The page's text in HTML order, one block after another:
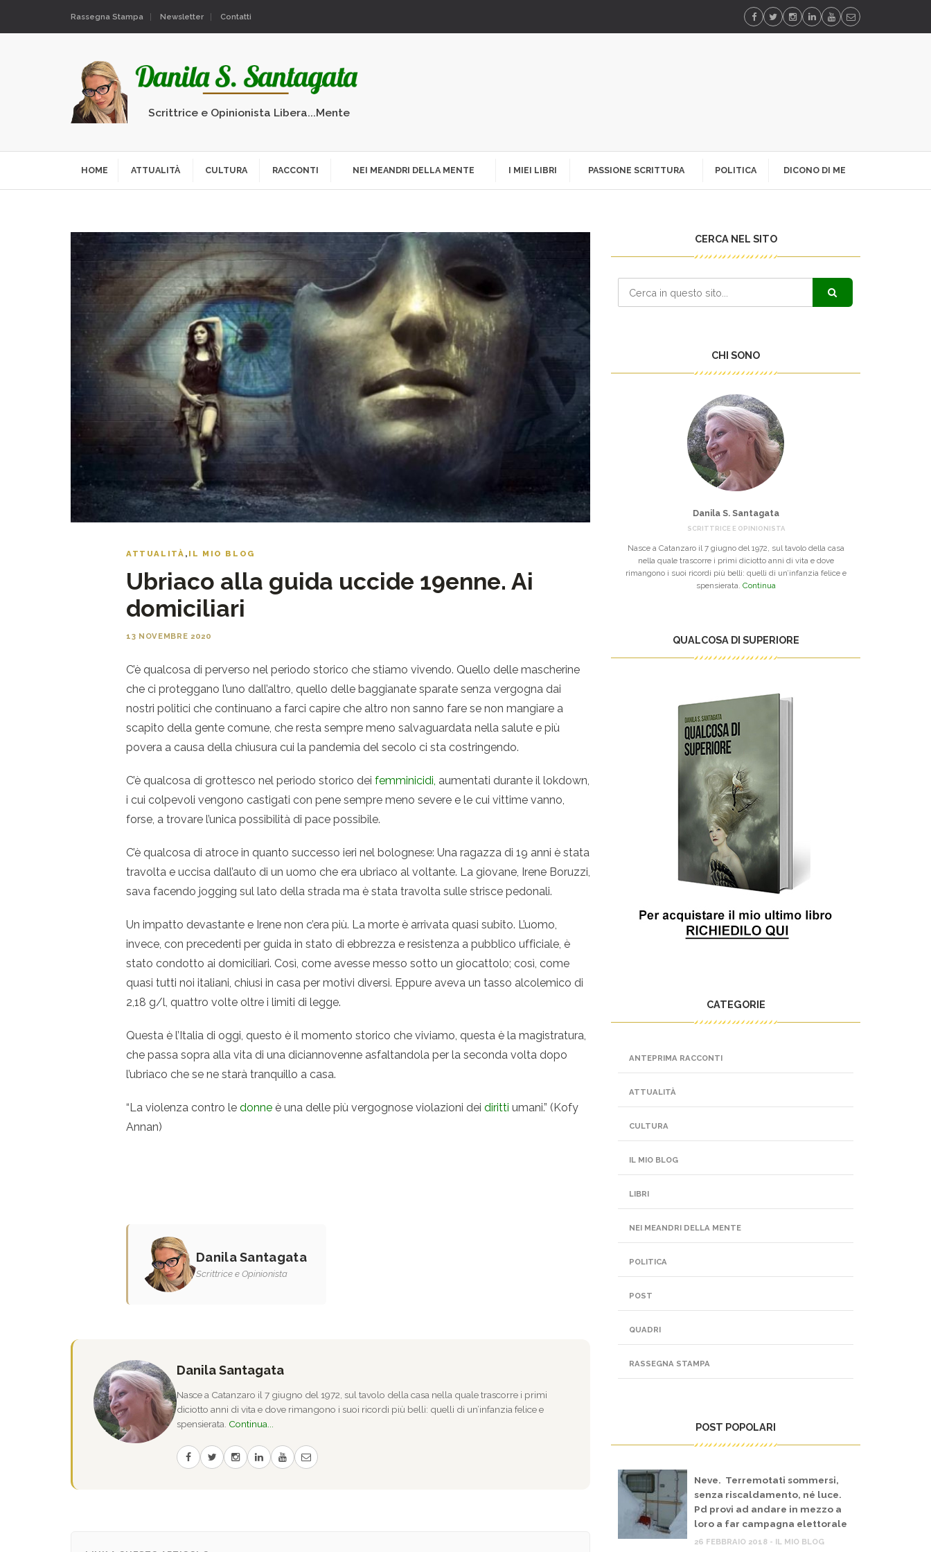
Rassegna Stampa Newsletter Contatti
Scrittrice e Opinionista Libera...Mente
HOME ATTUALITÀ CULTURA RACCONTI NEI MEANDRI DELLA MENTE I MIEI LIBRI PASSIONE SCRITTURA POLITICA DICONO DI ME
ATTUALITÀ , IL MIO BLOG
Ubriaco alla guida uccide 19enne. Ai
domiciliari
13 NOVEMBRE 2020
C’è qualcosa di perverso nel periodo storico che stiamo vivendo. Quello delle mascherine
che ci proteggano l’uno dall’altro, quello delle baggianate sparate senza vergogna dai
nostri politici che continuano a farci capire che altro non sanno fare se non mangiare a
scapito della gente comune, che resta sempre meno salvaguardata nella salute e più
povera a causa della chiusura cui la pandemia del secolo ci sta costringendo.
C’è qualcosa di grottesco nel periodo storico dei femminicidi, aumentati durante il lokdown,
i cui colpevoli vengono castigati con pene sempre meno severe e le cui vittime vanno,
forse, a trovare l’unica possibilità di pace possibile.
C’è qualcosa di atroce in quanto successo ieri nel bolognese: Una ragazza di 19 anni è stata
travolta e uccisa dall’auto di un uomo che era ubriaco al voltante. La giovane, Irene Boruzzi,
sava facendo jogging sul lato della strada ma è stata travolta sulle strisce pedonali.
Un impatto devastante e Irene non c’era più. La morte è arrivata quasi subito. L’uomo,
invece, con precedenti per guida in stato di ebbrezza e resistenza a pubblico ufficiale, è
stato condotto ai domiciliari. Così, come avesse messo sotto un giocattolo; così, come
quasi tutti noi italiani, chiusi in casa per motivi diversi. Eppure aveva un tasso alcolemico di
2,18 g/l, quattro volte oltre i limiti di legge.
Questa è l’Italia di oggi, questo è il momento storico che viviamo, questa è la magistratura,
che passa sopra alla vita di una diciannovenne asfaltandola per la seconda volta dopo
l’ubriaco che se ne starà tranquillo a casa.
“La violenza contro le donne è una delle più vergognose violazioni dei diritti umani.” (Kofy
Annan)
Danila Santagata
Scrittrice e Opinionista
Danila Santagata
Nasce a Catanzaro il 7 giugno del 1972, sul tavolo della casa nella quale trascorre i primi
diciotto anni di vita e dove rimangono i suoi ricordi più belli: quelli di un’infanzia felice e
spensierata. Continua...
CERCA NEL SITO
CHI SONO
Danila S. Santagata
SCRITTRICE E OPINIONISTA
Nasce a Catanzaro il 7 giugno del 1972, sul tavolo della casa
nella quale trascorre i primi diciotto anni di vita e dove
rimangono i suoi ricordi più belli: quelli di un’infanzia felice e
spensierata. Continua
QUALCOSA DI SUPERIORE
CATEGORIE
ANTEPRIMA RACCONTI
ATTUALITÀ
CULTURA
IL MIO BLOG
LIBRI
NEI MEANDRI DELLA MENTE
POLITICA
POST
QUADRI
RASSEGNA STAMPA
POST POPOLARI
Neve. Terremotati sommersi,
senza riscaldamento, né luce.
Pd provi ad andare in mezzo a
loro a far campagna elettorale
26 FEBBRAIO 2018 - IL MIO BLOG